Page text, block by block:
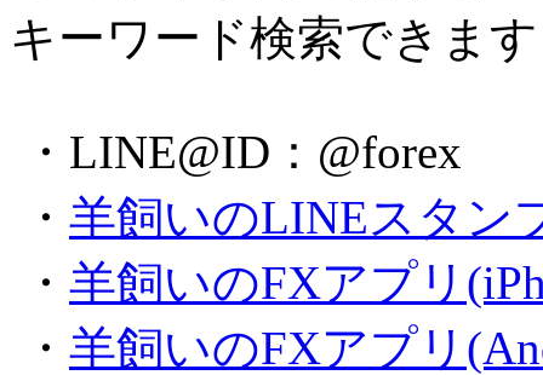
キーワード検索できます
・LINE@ID：@forex
・ 羊飼いのLINEスタン
・ 羊飼いのFXアプリ
・ 羊飼いのFXアプリ